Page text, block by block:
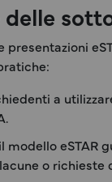
a
il modello eSTAR
o richieste